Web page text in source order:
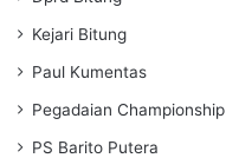
Kejari Bitung
Paul Kumentas
Pegadaian Championship
PS Barito Putera